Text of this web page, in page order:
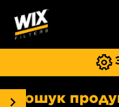
Пошук